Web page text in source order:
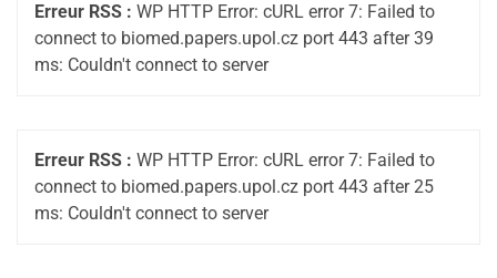
Erreur RSS : WP HTTP Error: cURL error 7: Failed to
connect to biomed.papers.upol.cz port 443 after 39
ms: Couldn't connect to server
Erreur RSS : WP HTTP Error: cURL error 7: Failed to
connect to biomed.papers.upol.cz port 443 after 25
ms: Couldn't connect to server